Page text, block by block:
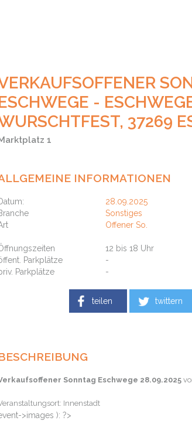
-
37269
1
INFORMATIONEN
28.09.2025
Sonstiges
Offener So.
12 bis 18 Uhr
Parkplätze
-
Parkplätze
-
teilen twittern
Sonntag Eschwege 28.09.2025
Innenstadt
>images ): ?>